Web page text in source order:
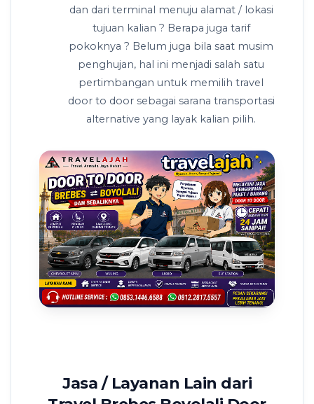
dan dari terminal menuju alamat / lokasi
tujuan kalian ? Berapa juga tarif
pokoknya ? Belum juga bila saat musim
penghujan, hal ini menjadi salah satu
pertimbangan untuk memilih travel
door to door sebagai sarana transportasi
alternative yang layak kalian pilih.
Jasa / Layanan Lain dari